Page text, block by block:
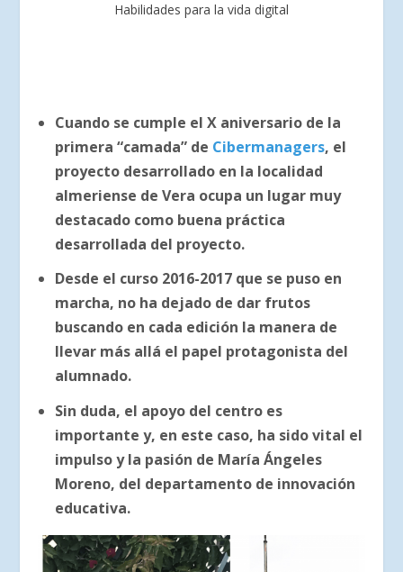
Habilidades para la vida digital
Cuando se cumple el X aniversario de la
primera “camada” de Cibermanagers, el
proyecto desarrollado en la localidad
almeriense de Vera ocupa un lugar muy
destacado como buena práctica
desarrollada del proyecto.
Desde el curso 2016-2017 que se puso en
marcha, no ha dejado de dar frutos
buscando en cada edición la manera de
llevar más allá el papel protagonista del
alumnado.
Sin duda, el apoyo del centro es
importante y, en este caso, ha sido vital el
impulso y la pasión de María Ángeles
Moreno, del departamento de innovación
educativa.